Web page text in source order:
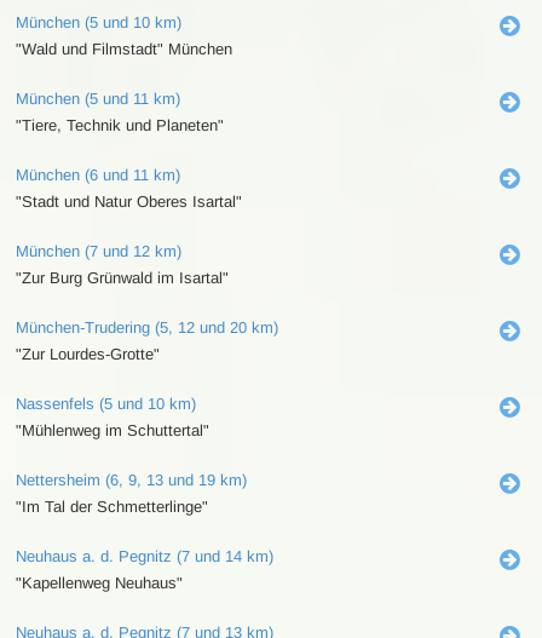
München (5 und 10 km)
"Wald und Filmstadt" München
München (5 und 11 km)
"Tiere, Technik und Planeten"
München (6 und 11 km)
"Stadt und Natur Oberes Isartal"
München (7 und 12 km)
"Zur Burg Grünwald im Isartal"
München-Trudering (5, 12 und 20 km)
"Zur Lourdes-Grotte"
Nassenfels (5 und 10 km)
"Mühlenweg im Schuttertal"
Nettersheim (6, 9, 13 und 19 km)
"Im Tal der Schmetterlinge"
Neuhaus a. d. Pegnitz (7 und 14 km)
"Kapellenweg Neuhaus"
Neuhaus a. d. Pegnitz (7 und 13 km)